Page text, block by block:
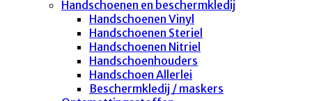
Handschoenen en beschermkledij
Handschoenen Vinyl
Handschoenen Steriel
Handschoenen Nitriel
Handschoenhouders
Handschoen Allerlei
Beschermkledij / maskers